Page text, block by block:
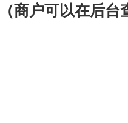
商户可以在后台